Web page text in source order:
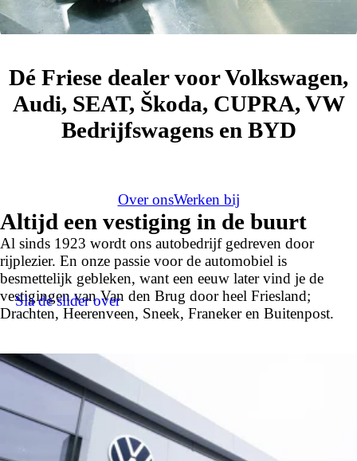
Dé Friese dealer voor Volkswagen,
Audi, SEAT, Škoda, CUPRA, VW
Bedrijfswagens en BYD
Over onsWerken bij
Altijd een vestiging in de buurt
Al sinds 1923 wordt ons autobedrijf gedreven door
rijplezier. En onze passie voor de automobiel is
besmettelijk gebleken, want een eeuw later vind je de
vestigingen van Van den Brug door heel Friesland;
Drachten, Heerenveen, Sneek, Franeker en Buitenpost.
Sla de slider over